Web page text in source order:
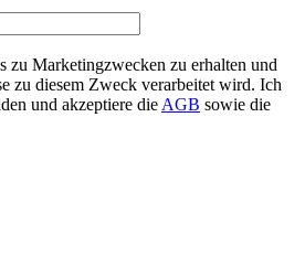
zu Marketingzwecken zu erhalten und
zu diesem Zweck verarbeitet wird. Ich
und akzeptiere die AGB sowie die